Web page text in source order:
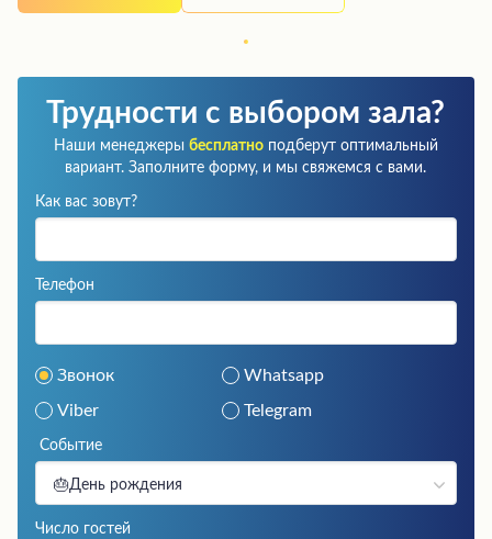
Трудности с выбором зала?
Наши менеджеры бесплатноподберут оптимальный
вариант. Заполните форму, и мы свяжемся с вами.
Как вас зовут?
Телефон
Звонок
Whatsapp
Viber
Telegram
Событие
🎂День рождения
Число гостей